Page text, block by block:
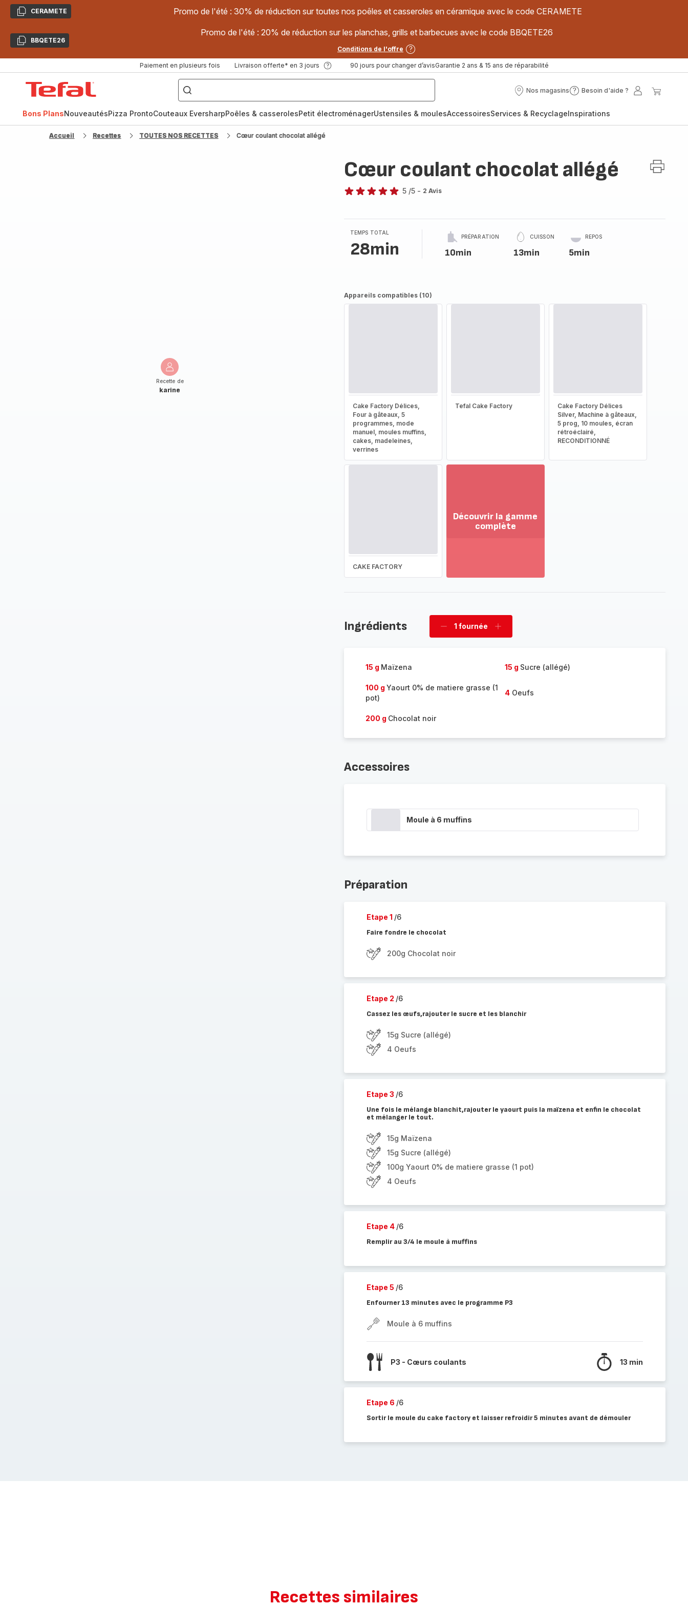
CopierCERAMETE Promo de l'été : 30% de réduction sur toutes nos poêles et casseroles en céramique avec le code CERAMETE
CopierBBQETE26
Promo de l'été : 20% de réduction sur les planchas, grills et barbecues avec le code BBQETE26
Conditions de l'offre
Paiement en plusieurs fois Livraison offerte* en 3 jours 90 jours pour changer d’avisGarantie 2 ans & 15 ans de réparabilité
["Poêles
inox,
Cake
Factory,
Nos magasins
Nos
Besoin d'aide ?
Besoin
?
Mon
Bons PlansNouveautésPizza ProntoCouteaux EversharpPoêles & casserolesPetit électroménagerUstensiles & moulesAccessoiresServices & RecyclageInspirations
Accueil Recettes TOUTES NOS RECETTES Cœur coulant chocolat allégé
Recette de
karine
Cœur coulant chocolat allégé
étoiles
(moyenne)
5 /5 - 2 Avis
TEMPS TOTAL
28min
PRÉPARATION
10min
CUISSON
13min
REPOS
5min
Appareils compatibles (10)
Cake Factory Délices,
Four à gâteaux, 5
programmes, mode
manuel, moules muffins,
cakes, madeleines,
verrines
Tefal Cake Factory
Cake Factory Délices
Silver, Machine à gâteaux,
5 prog, 10 moules, écran
rétroéclairé,
RECONDITIONNÉ
CAKE FACTORY
Découvrir la gamme
complète
la
Ingrédients
Supprimer
1 fournée
Ajouter
15 g Maïzena 15 g Sucre (allégé)
100 g Yaourt 0% de matiere grasse (1
pot)
4Oeufs
200 g Chocolat noir
Accessoires
Moule à 6 muffins
Préparation
Etape 1 /6
Faire fondre le chocolat
200g Chocolat noir
Etape 2 /6
Cassez les œufs,rajouter le sucre et les blanchir
15g Sucre (allégé)
4 Oeufs
Etape 3 /6
Une fois le mélange blanchit,rajouter le yaourt puis la maïzena et enfin le chocolat
et mélanger le tout.
15g Maïzena
15g Sucre (allégé)
100g Yaourt 0% de matiere grasse (1 pot)
4 Oeufs
Etape 4 /6
Remplir au 3/4 le moule à muffins
Etape 5 /6
Enfourner 13 minutes avec le programme P3
Moule à 6 muffins
P3 - Cœurs coulants 13 min
Etape 6 /6
Sortir le moule du cake factory et laisser refroidir 5 minutes avant de démouler
Recettes similaires